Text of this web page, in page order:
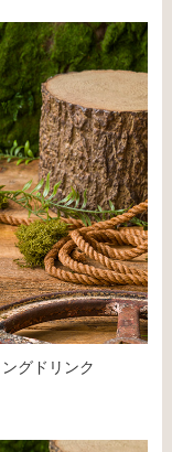
グドリンク